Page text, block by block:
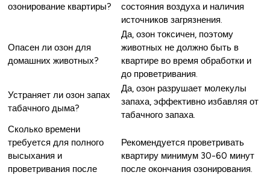
озонирование квартиры?
состояния воздуха и наличия
источников загрязнения.
Опасен ли озон для
домашних животных?
Да, озон токсичен, поэтому
животных не должно быть в
квартире во время обработки и
до проветривания.
Устраняет ли озон запах
табачного дыма?
Да, озон разрушает молекулы
запаха, эффективно избавляя от
табачного запаха.
Сколько времени
требуется для полного
высыхания и
проветривания после
Рекомендуется проветривать
квартиру минимум 30-60 минут
после окончания озонирования.